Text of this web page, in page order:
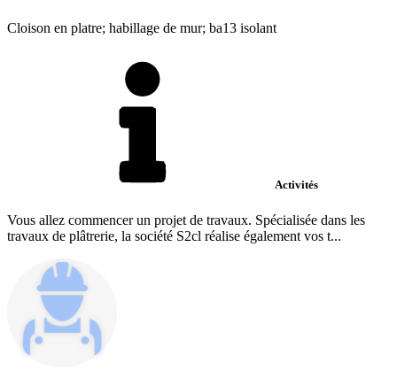
Cloison en platre; habillage de mur; ba13 isolant
Activités
Vous allez commencer un projet de travaux. Spécialisée dans les
travaux de plâtrerie, la société S2cl réalise également vos t...